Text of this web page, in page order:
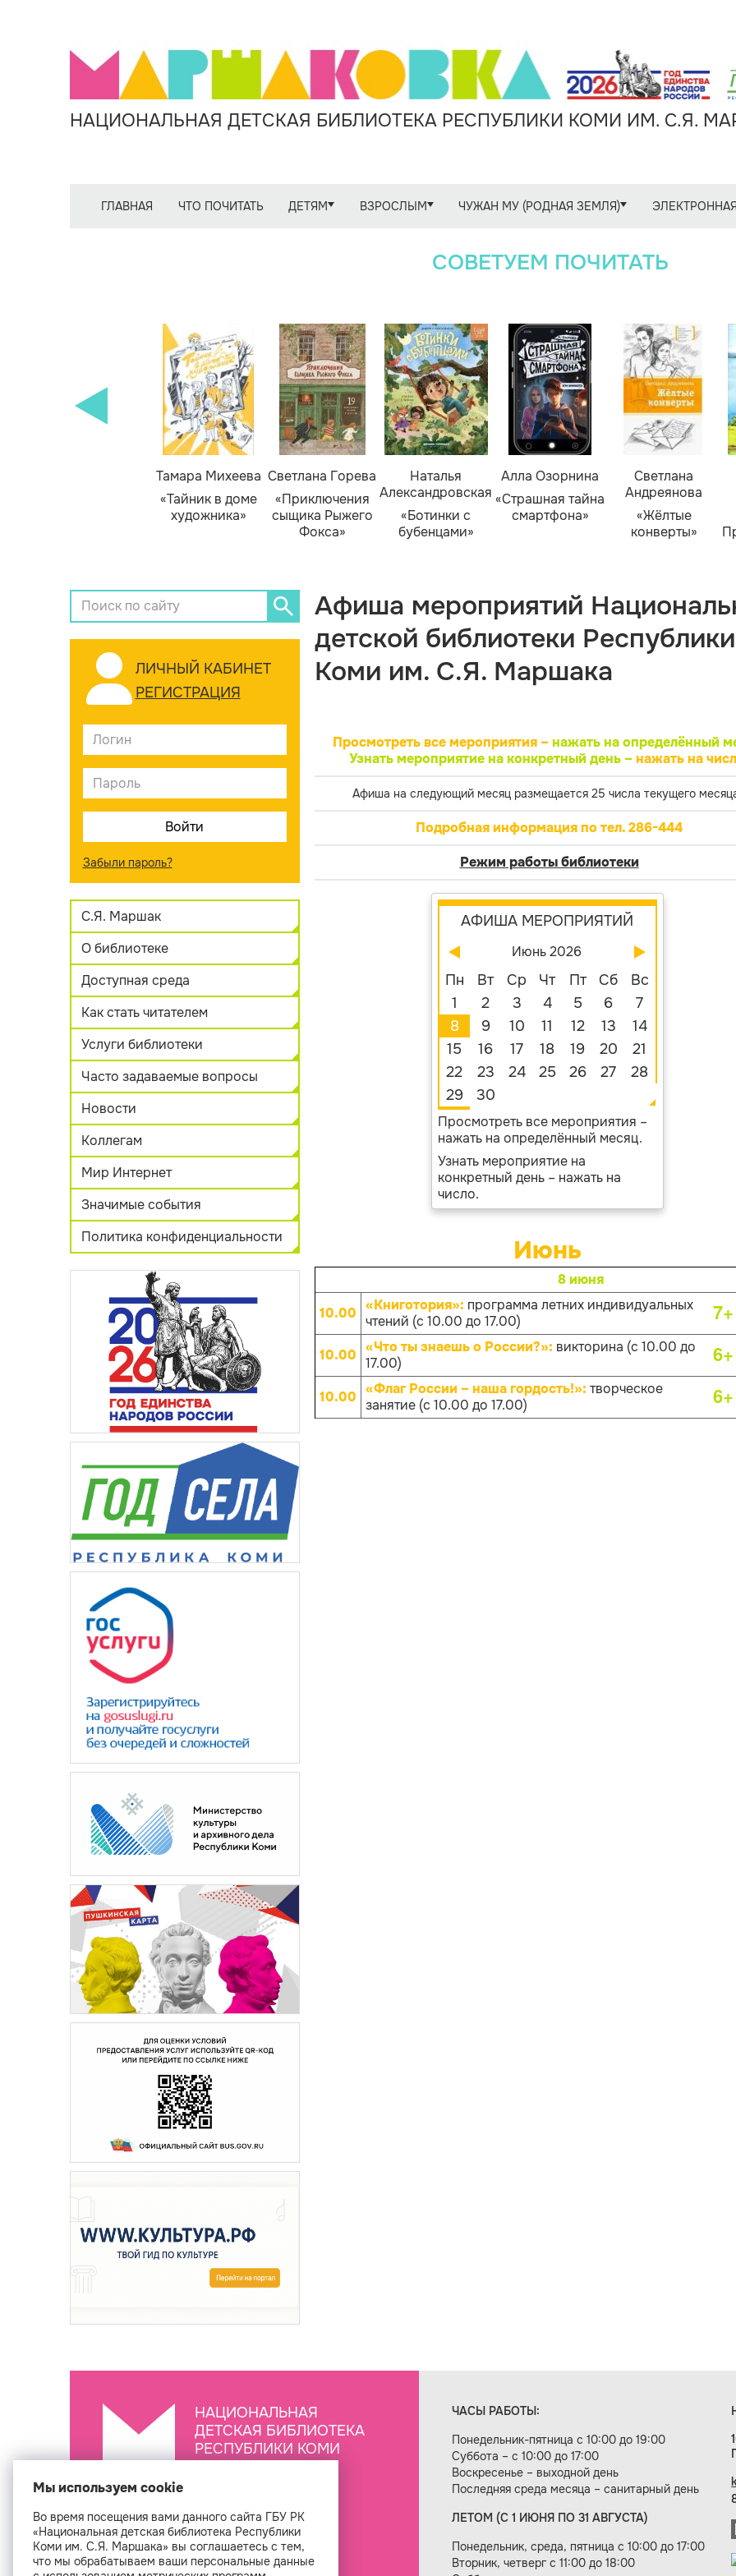
НАЦИОНАЛЬНАЯ ДЕТСКАЯ БИБЛИОТЕКА РЕСПУБЛИКИ КОМИ ИМ. С.Я.
ГЛАВНАЯ ЧТО ПОЧИТАТЬ ДЕТЯМ ВЗРОСЛЫМ ЧУЖАН МУ (РОДНАЯ ЗЕМЛЯ)
СОВЕТУЕМ ПОЧИТАТЬ
Тамара Михеева
«Тайник в доме
художника»
Светлана Горева
«Приключения
сыщика Рыжего
Фокса»
Наталья
Александровская
«Ботинки с
бубенцами»
Алла Озорнина
«Страшная тайна
смартфона»
Светлана
Андреянова
«Жёлтые
конверты»
ЛИЧНЫЙ КАБИНЕТ
РЕГИСТРАЦИЯ
Забыли пароль?
С.Я. Маршак
О библиотеке
Доступная среда
Как стать читателем
Услуги библиотеки
Часто задаваемые вопросы
Новости
Коллегам
Мир Интернет
Значимые события
Политика конфиденциальности
Афиша мероприятий
детской библиотеки Республики
Коми им. С.Я. Маршака
Просмотреть все мероприятия – нажать на определённый
Узнать мероприятие на конкретный день –нажать на
Афиша на следующий месяц размещается 25 числа текущего
Подробная информация по тел. 286-444
Режим работы библиотеки
АФИША МЕРОПРИЯТИЙ
Июнь 2026
Пн Вт Ср Чт Пт Сб
Вс
1
2 3 4 5 6
7
8
9 10 11 12 13
14
15
16 17 18 19 20
21
22
23 24 25 26 27
28
29
30
Просмотреть все мероприятия –
нажать на определённый месяц.
Узнать мероприятие на
конкретный день – нажать на
число.
Июнь
8 июня
10.00 «Книготория»: программа летних индивидуальных
чтений (с 10.00 до 17.00)
7+
10.00 «Что ты знаешь о России?»: викторина (с 10.00 до
17.00)
6+
10.00 «Флаг России – наша гордость!»: творческое
занятие (с 10.00 до 17.00)
6+
НАЦИОНАЛЬНАЯ
ДЕТСКАЯ БИБЛИОТЕКА
РЕСПУБЛИКИ КОМИ
ЧАСЫ РАБОТЫ:
Понедельник-пятница с 10:00 до 19:00
Суббота – с 10:00 до 17:00
Воскресенье – выходной день
Последняя среда месяца – санитарный день
ЛЕТОМ (С 1 ИЮНЯ ПО 31 АВГУСТА)
Понедельник, среда, пятница с 10:00 до 17:00
Вторник, четверг с 11:00 до 18:00
Создание сайта — веб-студия «Цифровой век»
Мы используем cookie
Во время посещения вами данного сайта ГБУ РК
«Национальная детская библиотека Республики
Коми им. С.Я. Маршака» вы соглашаетесь с тем,
что мы обрабатываем ваши персональные данные